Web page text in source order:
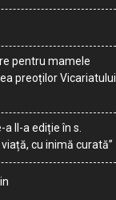
pentru mamele
preoților Vicariatului
II-a ediție în s.
cu inimă curată”